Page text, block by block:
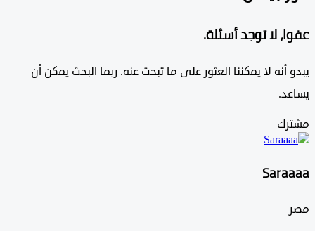
لا توجد أسئلة.
لا يمكننا العثور على ما تبحث عنه. ربما البحث يمكن أن